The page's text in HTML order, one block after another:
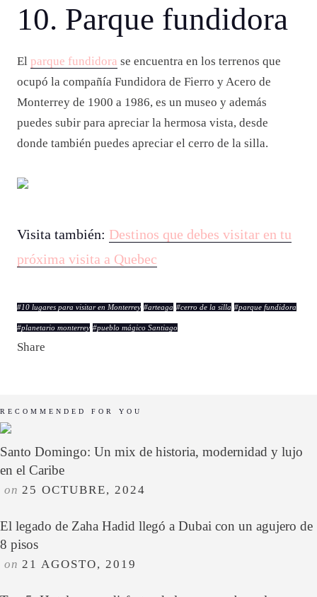
10. Parque fundidora
El parque fundidora se encuentra en los terrenos que
ocupó la compañía Fundidora de Fierro y Acero de
Monterrey de 1900 a 1986, es un museo y además
puedes subir para apreciar la hermosa vista, desde
donde también puedes apreciar el cerro de la silla.
Visita también: Destinos que debes visitar en tu
próxima visita a Quebec
#10 lugares para visitar en Monterrey #arteaga #cerro de la silla #parque fundidora
#planetario monterrey #pueblo mágico Santiago
Share
RECOMMENDED FOR YOU
Santo Domingo: Un mix de historia, modernidad y lujo
en el Caribe
on 25 OCTUBRE, 2024
El legado de Zaha Hadid llegó a Dubai con un agujero de
8 pisos
on 21 AGOSTO, 2019